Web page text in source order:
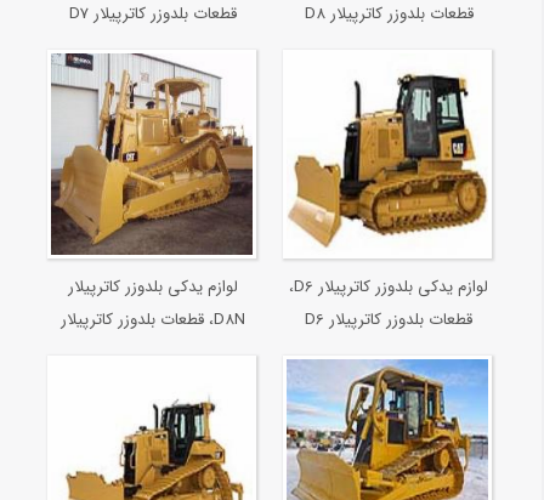
قطعات بلدوزر کاترپیلار D8
قطعات بلدوزر کاترپیلار D7
لوازم یدکی بلدوزر کاترپیلار D6،
قطعات بلدوزر کاترپیلار D6
لوازم یدکی بلدوزر کاترپیلار
D8N، قطعات بلدوزر کاترپیلار